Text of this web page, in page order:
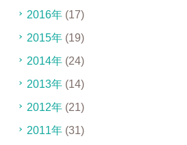
2016年(17)
2015年(19)
2014年(24)
2013年(14)
2012年(21)
2011年(31)